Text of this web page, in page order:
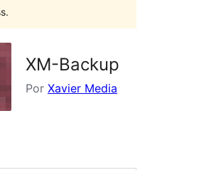
XM-Backup
Por Xavier Media